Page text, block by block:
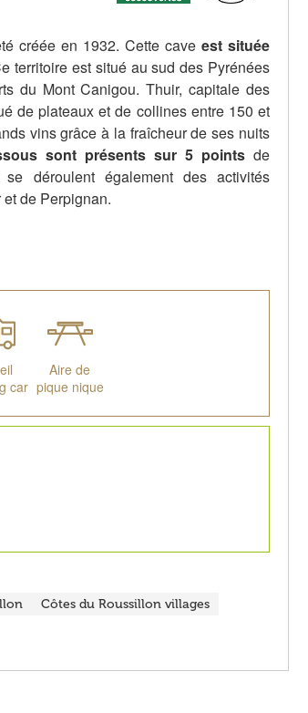
créée en 1932. Cette cave est située
territoire est situé au sud des Pyrénées
du Mont Canigou. Thuir, capitale des
de plateaux et de collines entre 150 et
vins grâce à la fraîcheur de ses nuits
sont présents sur 5 pointsde
déroulent également des activités
de Perpignan.
car
Aire de
pique nique
Côtes du Roussillon villages